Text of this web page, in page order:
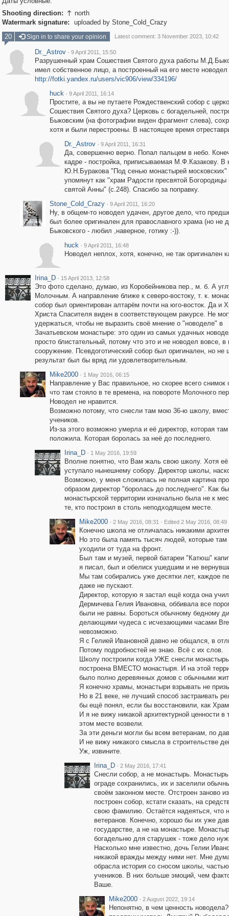
Shooting direction:  north
Watermark signature:
uploaded by Stone_Cold_Crazy
20
Sign in to share your opinion Latest comment: 3 November 2023, 10:42
Dr._Astrov · 9 April 2011, 15:50
Разрушенный храм Сошествия Святого духа работы
имел собственное лицо, а построенный на его месте новодел
http://fotki.yandex.ru/users/vic906/view/334196/
huck · 9 April 2011, 16:14
Простите, а вы не путаете Рождественский собор с
Сошествия Святого духа? Церковь с богадельней,
Быковским (на фотографии виден фрагмент слева),
хотя и были перестроены. В настоящее время
Dr._Astrov · 9 April 2011, 16:31
Да, совершенно верно. Попал пальцем в небо.
кадре - постройка, приписываемая М.Ф.Казакову. В
Ю.Н.Буракова "Под сенью монастырей московских"
упомянут как "храм Радости пресвятой Богородицы
святой Анны" (с.248). Спасибо за поправку.
Stone_Cold_Crazy · 9 April 2011, 16:20
Ну, в общем-то новодел удачен, другое дело, что
был более оригинален для православного храма (но не
Быковского - любил ,наверное, готику :-)).
huck · 9 April 2011, 16:48
Новодел неплох, хотя, конечно, не так оригинален
Irina_D · 15 April 2013, 12:58
Это фото сделано, думаю, из Коробейникова пер., м. б. А
Молочным. А направление ближе к северо-востоку, т. к.
собор был ориентирован алтарём почти на юго-восток. Да и
Христа Спасителя виден в соответствующем ракурсе. Не
удержаться, чтобы не выразить своё мнение о "новоделе" в
Зачатьевском монастыре: это один из самых удачных
просто блистательный, потому что это и не новодел вовсе,
сооружение. Псевдоготический собор был оригинален, но
результат был бы вряд ли удовлетворительным.
Mike2000 · 1 May 2016, 06:15
Направление у Вас правильное, но скорее всего
что там стояло в те времена, на повороте Молочного
Новодел не нравится.
Возможно потому, что снесли там мою 36-ю школу,
учеников.
Из-за этого возможно умерла и её директор, которая
положила. Которая боролась за неё до последнего.
Irina_D · 1 May 2016, 19:59
Вполне понятно, что Вам жаль свою школу. Хотя
уступало нынешнему собору. Директор школы,
Возможно, у меня сложилась не полная картина
образом директор "боролась до последнего". Как
монастырской территории изначально была не к
те, кто построил в столь неподходящем месте.
Mike2000 · 2 May 2016, 08:31 · Edited 2 May 2016, 08:49
Конечно школа не отличалась никакими
Но это была память тысяч людей, которые
уходили от туда на фронт.
Был там и музей, первой батареи "Катюш"
я писал, был и обелиск ушедшим и не
Мы там собирались уже десятки лет, каждое
даже не пускают.
Директор, которую я застал ещё когда она
Дермичева Гелия Ивановна, оббивала все
были не равны. Бороться обычному бедному
делающими чудеса с исчезающими часами
невозможно.
Я с Гелией Ивановной давно не общался, в
Потому подробностей не знаю. Всё с их слов.
Школу построили когда УЖЕ снесли
построена ВМЕСТО монастыря. И на этой
было полно деревянных домов с обычными
Я конечно храмы, монастыри взрывать не
Но в 21 веке, не лучший способ
бы ещё понял, если бы восстановили, как
И я не вижу никакой архитектурной ценности
этом месте возвели.
За эти деньги могли бы всем ветеранам, по
И не вижу никакого смысла в строительстве
Уж, извините.
Irina_D · 2 May 2016, 17:41
Снесли собор, а не монастырь.
ограде сохранились, их и заселили
своём законном месте. Отстроен заново
построен собор, кстати сказать, на
свою фамилию. Остаётся надеяться, что
ветеранов. Конечно, хорошо бы их уже
государстве, а не на монастыре.
богадельню для старушек - тоже дело
Насколько мне известно, дочь Гелии
никакой вражды между ними нет. Мне
обрасла история со сносом школы,
учеников. В них больше эмоций, чем
Ваше.
Mike2000 · 2 August 2022, 19:14
Непонятно, в чем ценность